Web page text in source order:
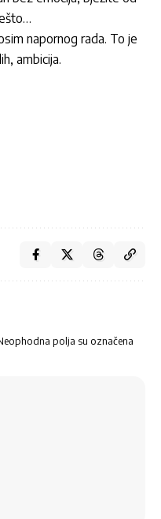
napornog rada. To je
ambicija.
polja su označena